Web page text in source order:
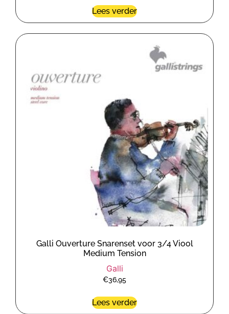
Lees verder
Galli Ouverture Snarenset voor 3/4 Viool
Medium Tension
Galli
€36,95
Lees verder